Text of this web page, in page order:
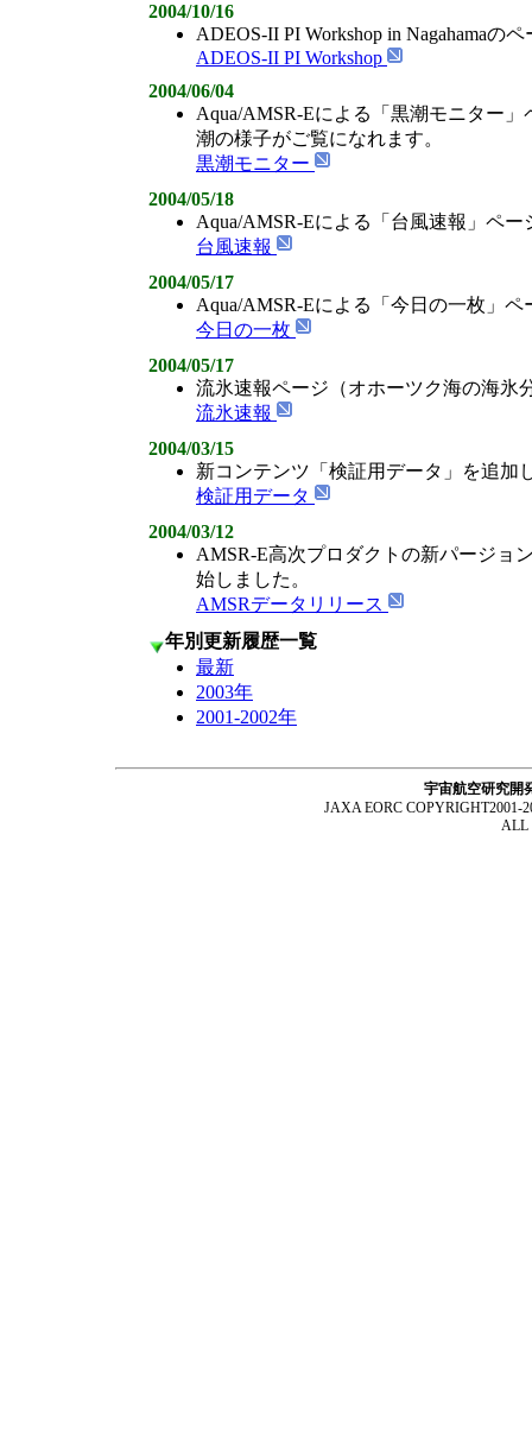
2004/10/16
ADEOS-II PI Workshop in Nagahamaの
ADEOS-II PI Workshop
2004/06/04
Aqua/AMSR-Eによる「黒潮モニター
潮の様子がご覧になれます。
黒潮モニター
2004/05/18
Aqua/AMSR-Eによる「台風速報」ペ
台風速報
2004/05/17
Aqua/AMSR-Eによる「今日の一枚」
今日の一枚
2004/05/17
流氷速報ページ（オホーツク海の海氷
流氷速報
2004/03/15
新コンテンツ「検証用データ」を追加
検証用データ
2004/03/12
AMSR-E高次プロダクトの新パージョ
始しました。
AMSRデータリリース
年別更新履歴一覧
最新
2003年
2001-2002年
宇宙航空研究開
JAXA EORC COPYRIGHT2001-
ALL